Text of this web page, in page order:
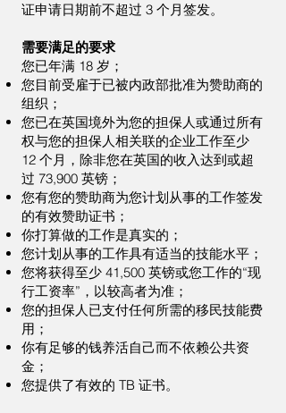
证申请日期前不超过 3 个月签发。
需要满足的要求
您已年满 18 岁；
您目前受雇于已被内政部批准为赞助商的
组织；
您已在英国境外为您的担保人或通过所有
权与您的担保人相关联的企业工作至少
12 个月，除非您在英国的收入达到或超
过 73,900 英镑；
您有您的赞助商为您计划从事的工作签发
的有效赞助证书；
你打算做的工作是真实的；
您计划从事的工作具有适当的技能水平；
您将获得至少 41,500 英镑或您工作的“现
行工资率”，以较高者为准；
您的担保人已支付任何所需的移民技能费
用；
你有足够的钱养活自己而不依赖公共资
金；
您提供了有效的 TB 证书。